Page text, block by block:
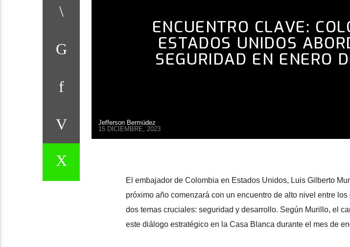
ENCUENTRO CLAVE:
ESTADOS UNIDOS
SEGURIDAD EN ENERO
Jefferson Bermúdez
15 DICIEMBRE, 2023
El embajador de Colombia en Estados Unidos, Luis Gilberto
próximo año comenzará con un encuentro de alto nivel entre
dos temas cruciales: seguridad y desarrollo. Según Murillo, el
este diálogo estratégico en la Casa Blanca durante el mes de